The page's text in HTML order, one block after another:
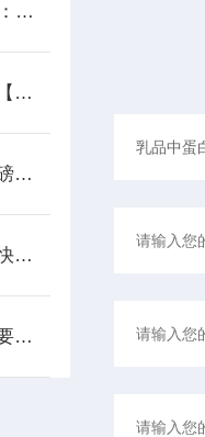
四通道16孔非洲猪瘟检测仪：动物疫病防控的科技利刃
检测蔬菜农药的全自动仪器【全新升级】全自动蔬菜农药检测仪器
活鱼药物残留检测设备【重磅推荐】活鱼药物残留检测设备
批发市场瓜果蔬菜肉类食品快检设备一览表
使用食用油苯并芘检测仪需要注意什么